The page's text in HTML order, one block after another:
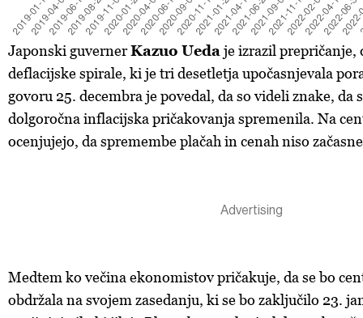
Japonski guvernerKazuo Ueda je izrazil prepričanje,
deflacijske spirale, ki je tri desetletja upočasnjevala
govoru 25. decembra je povedal, da so videli znake, da
dolgoročna inflacijska pričakovanja spremenila. Na
ocenjujejo, da spremembe plačah in cenah niso
Medtem ko večina ekonomistov pričakuje, da se bo
obdržala na svojem zasedanju, ki se bo zaključilo 23.